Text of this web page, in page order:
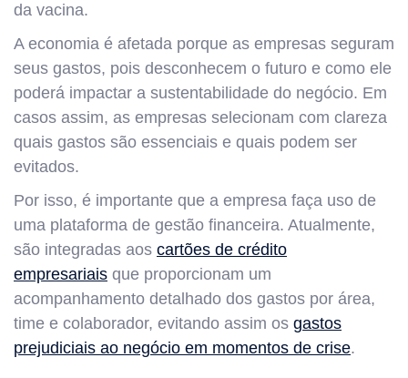
da vacina.
A economia é afetada porque as empresas seguram
seus gastos, pois desconhecem o futuro e como ele
poderá impactar a sustentabilidade do negócio. Em
casos assim, as empresas selecionam com clareza
quais gastos são essenciais e quais podem ser
evitados.
Por isso, é importante que a empresa faça uso de
uma plataforma de gestão financeira. Atualmente,
são integradas aos cartões de crédito
empresariais que proporcionam um
acompanhamento detalhado dos gastos por área,
time e colaborador, evitando assim os gastos
prejudiciais ao negócio em momentos de crise.